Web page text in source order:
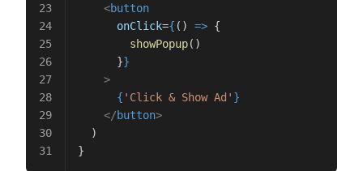
    <
button
      onClick
={ () => {
        showPopup
()
      }
}
    >
      {
'Click & Show Ad' }
    </
button>
  )
}